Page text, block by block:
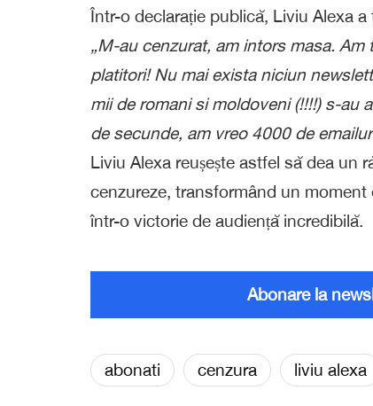
Într-o declarație publică, Liviu Alexa a
„M-au cenzurat, am intors masa.
platitori! Nu mai exista niciun
mii de romani si moldoveni (!!!!) s-au
de secunde, am vreo 4000 de
Liviu Alexa reușește astfel să dea un
cenzureze, transformând un
într-o victorie de audiență incredibilă.
Abonare la
abonati cenzura liviu alexa